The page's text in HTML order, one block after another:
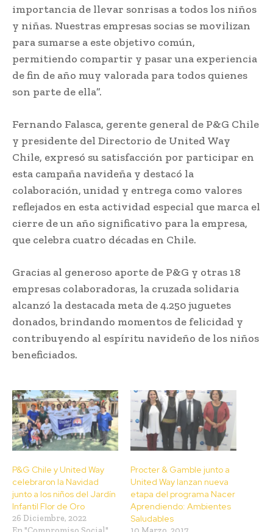
importancia de llevar sonrisas a todos los niños
y niñas. Nuestras empresas socias se movilizan
para sumarse a este objetivo común,
permitiendo compartir y pasar una experiencia
de fin de año muy valorada para todos quienes
son parte de ella”.
Fernando Falasca, gerente general de P&G Chile
y presidente del Directorio de United Way
Chile, expresó su satisfacción por participar en
esta campaña navideña y destacó la
colaboración, unidad y entrega como valores
reflejados en esta actividad especial que marca el
cierre de un año significativo para la empresa,
que celebra cuatro décadas en Chile.
Gracias al generoso aporte de P&G y otras 18
empresas colaboradoras, la cruzada solidaria
alcanzó la destacada meta de 4.250 juguetes
donados, brindando momentos de felicidad y
contribuyendo al espíritu navideño de los niños
beneficiados.
P&G Chile y United Way
celebraron la Navidad
junto a los niños del Jardín
Infantil Flor de Oro
26 Diciembre, 2022
Procter & Gamble junto a
United Way lanzan nueva
etapa del programa Nacer
Aprendiendo: Ambientes
Saludables